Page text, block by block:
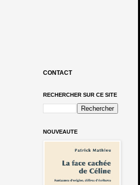
CONTACT
RECHERCHER SUR CE SITE
NOUVEAUTE